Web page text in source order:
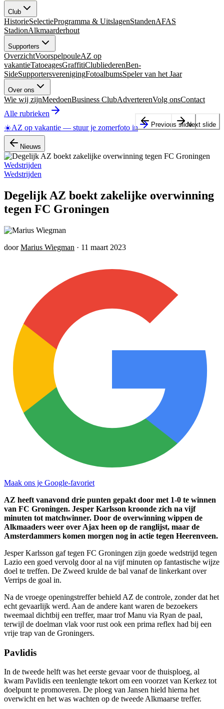
Club
HistorieSelectieProgramma & UitslagenStandenAFAS
StadionAlkmaarderhout
Supporters
OverzichtVoorspelpouleAZ op
vakantieTatoeagesGraffitiClubliederenBen-
SideSupportersverenigingFotoalbumsSpeler van het Jaar
Over ons
Wie wij zijnMeedoenBusiness ClubAdverterenVolg onsContact
Alle rubrieken
☀️AZ op vakantie — stuur je zomerfoto in
Nieuws
Wedstrijden
Wedstrijden
Degelijk AZ boekt zakelijke overwinning
tegen FC Groningen
door Marius Wiegman · 11 maart 2023
Maak ons je Google-favoriet
AZ heeft vanavond drie punten gepakt door met 1-0 te winnen
van FC Groningen. Jesper Karlsson kroonde zich na vijf
minuten tot matchwinner. Door de overwinning wippen de
Alkmaaders weer over Ajax heen op de ranglijst, maar de
Amsterdammers komen morgen nog in actie tegen Heerenveen.
Jesper Karlsson gaf tegen FC Groningen zijn goede wedstrijd tegen
Lazio een goed vervolg door al na vijf minuten op fantastische wijze
doel te treffen. De Zweed krulde de bal vanaf de linkerkant over
Verrips de goal in.
Na de vroege openingstreffer behield AZ de controle, zonder dat het
echt gevaarlijk werd. Aan de andere kant waren de bezoekers
tweemaal dichtbij een treffer, maar trof Manu via Ryan de paal,
terwijl de doelman vlak voor rust ook een prima reflex had bij een
vrije trap van de Groningers.
Pavlidis
In de tweede helft was het eerste gevaar voor de thuisploeg, al
kwam Pavlidis een teenlengte tekort om een voorzet van Kerkez tot
doelpunt te promoveren. De ploeg van Jansen hield hierna het
overwicht en het was wachten op de tweede Alkmaarse treffer.
Previous slideNext slide